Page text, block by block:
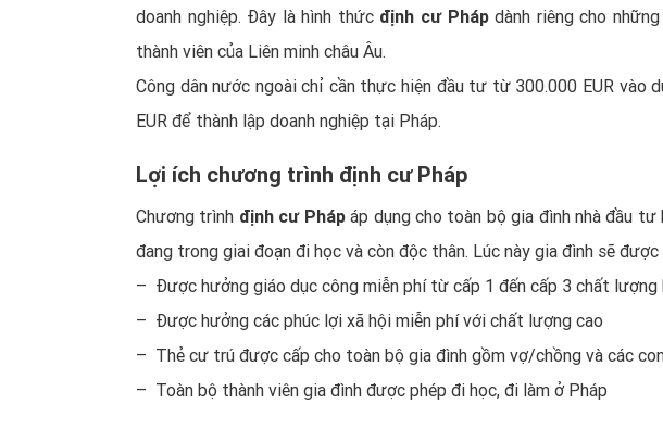
doanh nghiệp. Đây là hình thức định cư Phápdành riêng cho
thành viên của Liên minh châu Âu.
Công dân nước ngoài chỉ cần thực hiện đầu tư từ 300.000 EUR vào
EUR để thành lập doanh nghiệp tại Pháp.
Lợi ích chương trình định cư Pháp
Chương trình định cư Phápáp dụng cho toàn bộ gia đình nhà đầu
đang trong giai đoạn đi học và còn độc thân. Lúc này gia đình sẽ
– Được hưởng giáo dục công miễn phí từ cấp 1 đến cấp 3 chất lượng
– Được hưởng các phúc lợi xã hội miễn phí với chất lượng cao
– Thẻ cư trú được cấp cho toàn bộ gia đình gồm vợ/chồng và các
– Toàn bộ thành viên gia đình được phép đi học, đi làm ở Pháp